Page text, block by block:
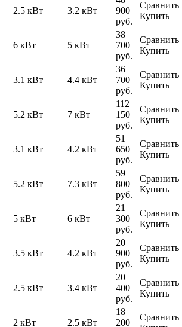
2.5 кВт 3.2 кВт
900
руб.
Сравнить
Купить
6 кВт 5 кВт
38
700
руб.
Сравнить
Купить
3.1 кВт 4.4 кВт
36
700
руб.
Сравнить
Купить
5.2 кВт 7 кВт
112
150
руб.
Сравнить
Купить
3.1 кВт 4.2 кВт
51
650
руб.
Сравнить
Купить
5.2 кВт 7.3 кВт
59
800
руб.
Сравнить
Купить
5 кВт 6 кВт
21
300
руб.
Сравнить
Купить
3.5 кВт 4.2 кВт
20
900
руб.
Сравнить
Купить
2.5 кВт 3.4 кВт
20
400
руб.
Сравнить
Купить
2 кВт 2.5 кВт
18
200
Сравнить